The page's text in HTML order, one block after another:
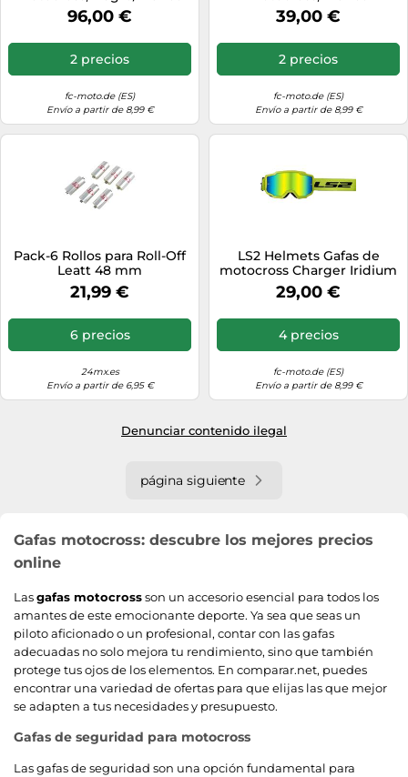
96,00 €
2 precios
fc-moto.de (ES)
Envío a partir de 8,99 €
39,00 €
2 precios
fc-moto.de (ES)
Envío a partir de 8,99 €
Pack-6 Rollos para Roll-Off
Leatt 48 mm
21,99 €
6 precios
24mx.es
Envío a partir de 6,95 €
LS2 Helmets Gafas de
motocross Charger Iridium
Lens H-V Amarillo
29,00 €
4 precios
fc-moto.de (ES)
Envío a partir de 8,99 €
Denunciar contenido ilegal
página siguiente
Gafas motocross: descubre los mejores precios
online
Lasgafas motocrossson un accesorio esencial para todos los
amantes de este emocionante deporte. Ya sea que seas un
piloto aficionado o un profesional, contar con las gafas
adecuadas no solo mejora tu rendimiento, sino que también
protege tus ojos de los elementos. En comparar.net, puedes
encontrar una variedad de ofertas para que elijas las que mejor
se adapten a tus necesidades y presupuesto.
Gafas de seguridad para motocross
Las gafas de seguridad son una opción fundamental para